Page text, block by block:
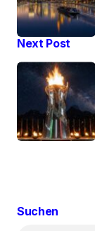
Next Post
Suchen